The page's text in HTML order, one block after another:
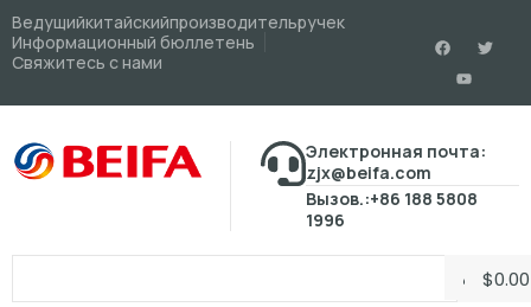
Ведущийкитайскийпроизводительручек
Информационный бюллетень
Свяжитесь с нами
Электронная почта:
zjx@beifa.com
Вызов.:+86 188 5808
1996
$0.00